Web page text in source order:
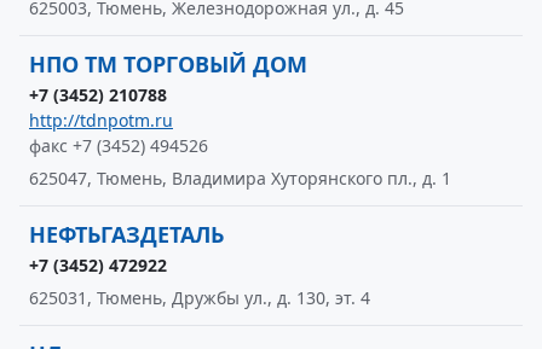
625003, Тюмень, Железнодорожная ул., д. 45
НПО ТМ ТОРГОВЫЙ ДОМ
+7 (3452) 210788
http://tdnpotm.ru
факс +7 (3452) 494526
625047, Тюмень, Владимира Хуторянского пл., д. 1
НЕФТЬГАЗДЕТАЛЬ
+7 (3452) 472922
625031, Тюмень, Дружбы ул., д. 130, эт. 4